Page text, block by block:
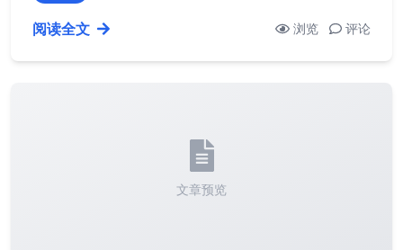
阅读全文 浏览 评论
文章预览